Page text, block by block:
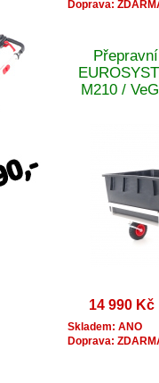
Doprava:
M210 /
14 990 Kč
Skladem: ANO
Doprava: